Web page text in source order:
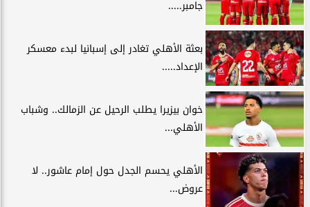
جامبر.....
بعثة الأهلي تغادر إلى إسبانيا لبدء معسكر
الإعداد.....
خوان بيزيرا يطلب الرحيل عن الزمالك.. وشباب
الأهلي...
الأهلي يحسم الجدل حول إمام عاشور.. لا
عروض...